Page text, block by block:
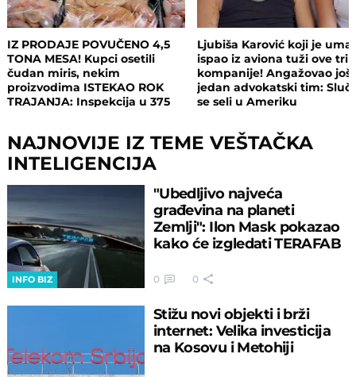
IZ PRODAJE POVUČENO 4,5
TONA MESA! Kupci osetili
čudan miris, nekim
proizvodima ISTEKAO ROK
TRAJANJA: Inspekcija u 375
Ljubiša Karović koji je
ispao iz aviona tuži ove tri
kompanije! Angažovao još
jedan advokatski tim:
se seli u Ameriku
NAJNOVIJE IZ TEME VEŠTAČKA
INTELIGENCIJA
INFO BIZ
"Ubedljivo najveća
građevina na planeti
Zemlji": Ilon Mask pokazao
kako će izgledati TERAFAB
0 0
Stižu novi objekti i brži
internet: Velika investicija
na Kosovu i Metohiji